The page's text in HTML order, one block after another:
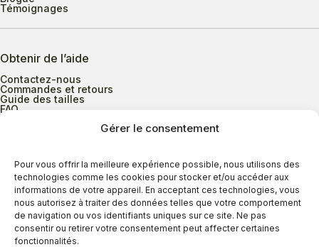
Gérer le consentement
Pour vous offrir la meilleure expérience possible, nous utilisons des
technologies comme les cookies pour stocker et/ou accéder aux
informations de votre appareil. En acceptant ces technologies, vous
nous autorisez à traiter des données telles que votre comportement
de navigation ou vos identifiants uniques sur ce site. Ne pas
consentir ou retirer votre consentement peut affecter certaines
fonctionnalités.
Témoignages
Obtenir de l’aide
Contactez-nous
Commandes et retours
Guide des tailles
FAQ
Heures d’ouverture
Lundi au mercredi
9h00 à 17h30
Jeudi
9h00 à 20h00
Vendredi
9h00 à 18h00